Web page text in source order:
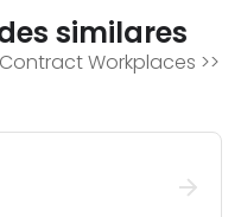
similares
Contract Workplaces >>